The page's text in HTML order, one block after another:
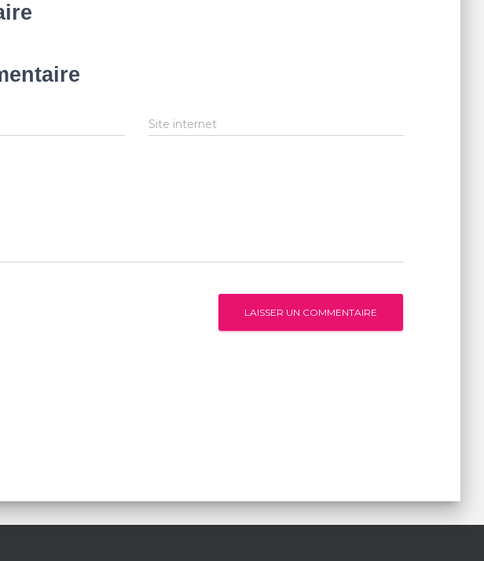
Site internet